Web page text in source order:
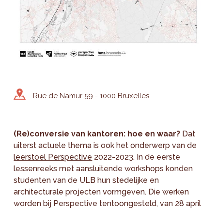
Rue de Namur 59 - 1000 Bruxelles
(Re)conversie van kantoren: hoe en waar? Dat
uiterst actuele thema is ook het onderwerp van de
leerstoel Perspective 2022-2023. In de eerste
lessenreeks met aansluitende workshops konden
studenten van de ULB hun stedelijke en
architecturale projecten vormgeven. Die werken
worden bij Perspective tentoongesteld, van 28 april